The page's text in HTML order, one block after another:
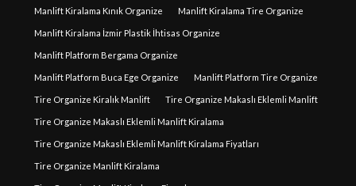
Manlift Kiralama Kınık Organize Manlift Kiralama Tire Organize
Manlift Kiralama İzmir Plastik İhtisas Organize
Manlift Platform Bergama Organize
Manlift Platform Buca Ege Organize Manlift Platform Tire Organize
Tire Organize Kiralık Manlift Tire Organize Makaslı Eklemli Manlift
Tire Organize Makaslı Eklemli Manlift Kiralama
Tire Organize Makaslı Eklemli Manlift Kiralama Fiyatları
Tire Organize Manlift Kiralama